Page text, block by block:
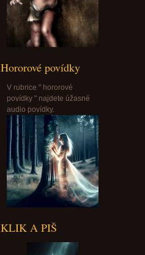
Hororové povídky
V rubrice " hororové
povídky " najdete úžasné
audio povídky.
KLIK A PIŠ